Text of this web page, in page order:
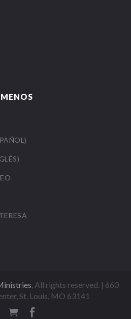
, All rights reserved. | 660
St. Louis, MO 63141
 